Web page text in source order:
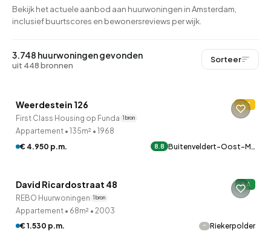
Bekijk het actuele aanbod aan huurwoningen in Amsterdam,
inclusief buurtscores en bewonersreviews per wijk.
3.748 huurwoningen gevonden
uit 448 bronnen
Sorteer
7 uur geleden ontdekt
Weerdestein 126 C
First Class Housing op Funda 1 bron
Appartement • 135m² • 1968
€ 4.950 p.m.
8.8 Buitenveldert-Oost-M…
Onder optie
QUICKLANE™
David Ricardostraat 48 A
REBO Huurwoningen 1 bron
Appartement • 68m² • 2003
€ 1.530 p.m.
- Riekerpolder